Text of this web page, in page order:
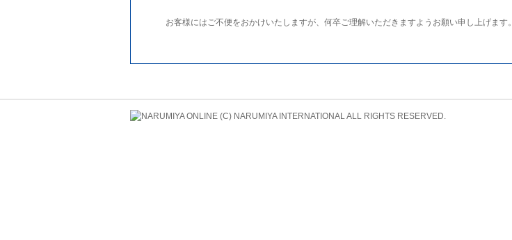
お客様にはご不便をおかけいたしますが、何卒ご理解いただきますようお願い申し上げます。